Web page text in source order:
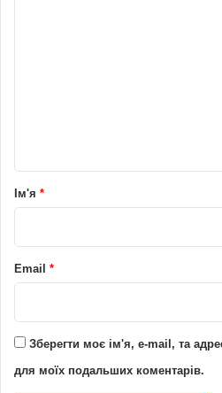
рІм'я *
Email *
Зберегти моє ім'я, e-mail, та
для моїх подальших коментарів.